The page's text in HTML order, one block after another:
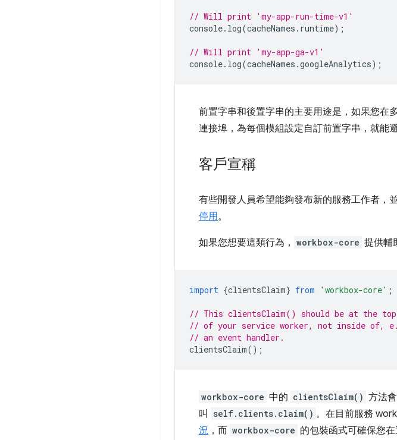
// Will print 'my-app-run-time-v1'
console. log(cacheNames . runtime);
// Will print 'my-app-ga-v1'
console. log(cacheNames .googleAnalytics);
前置字串和後置字串的主要用途是，如果您
連接埠，為每個模組設定自訂前置字串，就能
客戶宣稱
有些開發人員希望能夠發布新的服務工作者，
停用。
如果您想要這類行為， workbox-core 提供輔
import {clientsClaim} from 'workbox-core' ;
// This clientsClaim() should be at the
// of your service worker, not inside of,
// an event handler.
clientsClaim();
workbox-core 中的 clientsClaim() 方法
叫
self.clients.claim() 。在目前服務
況 ，而 workbox-core 的包裝函式可確保您在